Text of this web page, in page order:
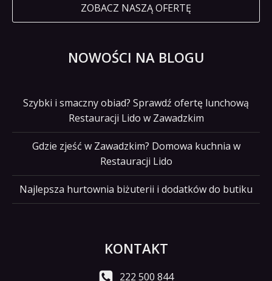
ZOBACZ NASZĄ OFERTĘ
NOWOŚCI NA BLOGU
Szybki i smaczny obiad? Sprawdź ofertę lunchową
Restauracji Lido w Zawadzkim
Gdzie zjeść w Zawadzkim? Domowa kuchnia w
Restauracji Lido
Najlepsza hurtownia biżuterii i dodatków do butiku
KONTAKT
222 500 844